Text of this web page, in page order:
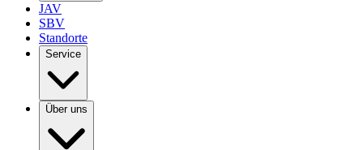
JAV
SBV
Standorte
Service
Über uns